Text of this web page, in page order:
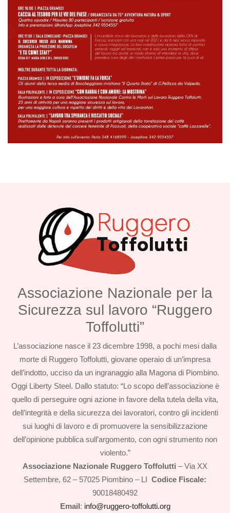
Associazione Nazionale per la
Sicurezza sul lavoro “Ruggero
Toffolutti”
L’associazione nasce il 23 dicembre 1998, a pochi mesi dalla
morte di Ruggero Toffolutti, giovane operaio di un’impresa
dell’indotto, ucciso da un ingranaggio alla Magona di Piombino.
Oggi Liberty Steel. Dallo statuto: “Lo scopo dell’associazione è
quello di perseguire ogni azione in favore della tutela della vita,
dell’integrità e della sicurezza dei lavoratori, contro gli incidenti
sui luoghi di lavoro e di promuovere la sensibilizzazione
dell’opinione pubblica sull’argomento, con ogni strumento non
violento.”
Associazione Nazionale Ruggero Toffolutti – Via XX
Settembre, 62 – 57025 Piombino – LI Codice Fiscale:
90018480492
Email: info@ruggero-toffolutti.org